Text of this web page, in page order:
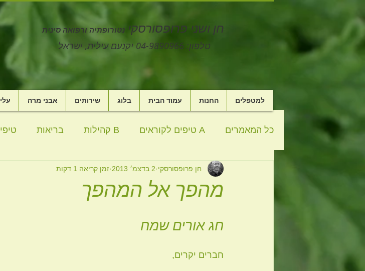
חן ושני פרופסורסקי נטורופתיה ורפואה סינית
טלפון: 04-9890966 יקנעם עילית, ישראל
אבני מרה שירותים בלוג עמוד הבית החנות למטפלים
כל המאמרים A טיפים לקוראים B קהילות בריאות
פורקנים ניהול מתחים ילדים
חגים
מהפך אל המהפך
חן פרופסורסקי 2 בדצמ׳ 2013 זמן קריאה 1 דקות
חג אורים שמח
חברים יקרים,